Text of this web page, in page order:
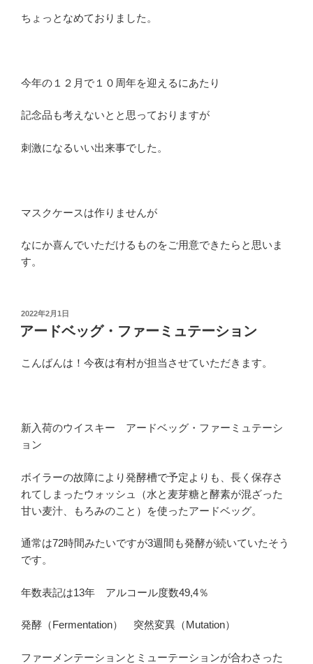
ちょっとなめておりました。
今年の１２月で１０周年を迎えるにあたり
記念品も考えないとと思っておりますが
刺激になるいい出来事でした。
マスクケースは作りませんが
なにか喜んでいただけるものをご用意できたらと思いま
す。
投
稿
日:
2022年2月1日
アードベッグ・ファーミュテーション
こんばんは！今夜は有村が担当させていただきます。
新入荷のウイスキー アードベッグ・ファーミュテーシ
ョン
ボイラーの故障により発酵槽で予定よりも、長く保存さ
れてしまったウォッシュ（水と麦芽糖と酵素が混ざった
甘い麦汁、もろみのこと）を使ったアードベッグ。
通常は72時間みたいですが3週間も発酵が続いていたそう
です。
年数表記は13年 アルコール度数49,4％
発酵（Fermentation） 突然変異（Mutation）
ファーメンテーションとミューテーションが合わさった